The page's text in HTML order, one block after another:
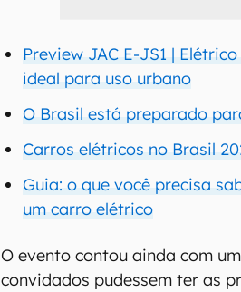
Preview JAC E-JS1 |
ideal para uso urbano
O Brasil está preparado
Carros elétricos no Brasil
Guia: o que você precisa
um carro elétrico
O evento contou ainda com
convidados pudessem ter as